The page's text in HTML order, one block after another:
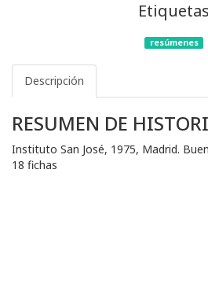
resúmenes
Descripción
RESUMEN DE
Instituto San José, 1975, Madrid.
18 fichas